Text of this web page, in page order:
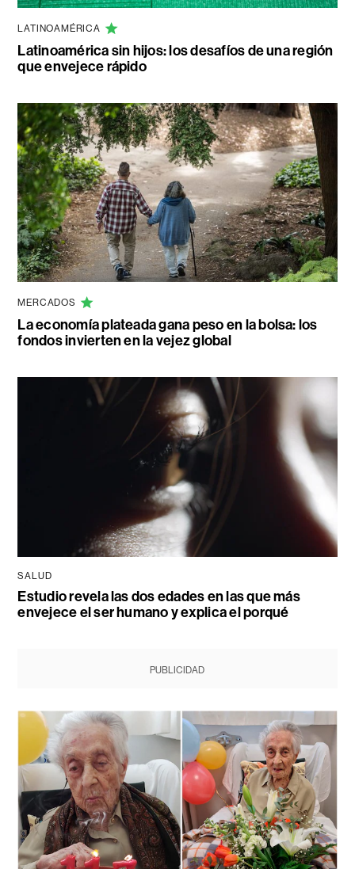
LATINOAMÉRICA
Latinoamérica sin hijos: los desafíos de una región
que envejece rápido
MERCADOS
La economía plateada gana peso en la bolsa: los
fondos invierten en la vejez global
SALUD
Estudio revela las dos edades en las que más
envejece el ser humano y explica el porqué
PUBLICIDAD